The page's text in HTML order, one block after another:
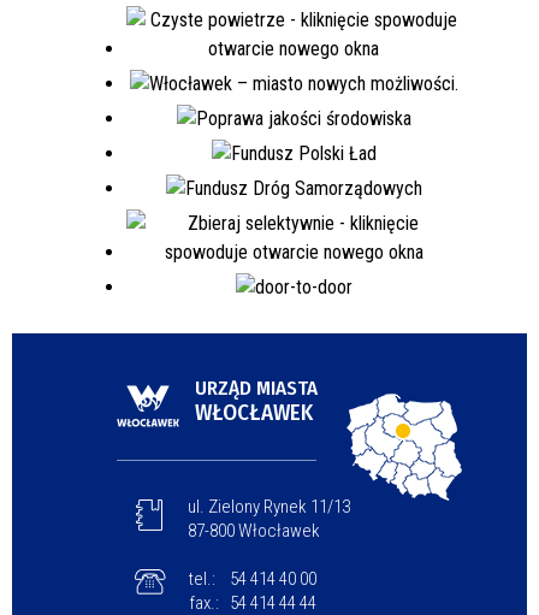
URZĄD MIASTA
WŁOCŁAWEK
ul. Zielony Rynek 11/13
87-800 Włocławek
tel.:
54 414 40 00
fax.:
54 414 44 44